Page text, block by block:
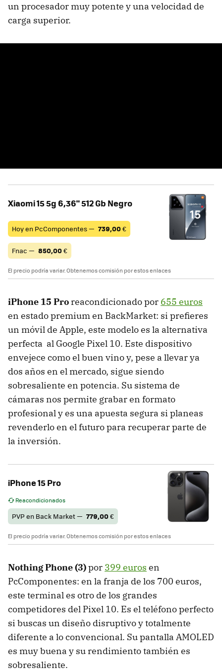
un procesador muy potente y una velocidad de
carga superior.
Xiaomi 15 5g 6,36" 512 Gb Negro
Hoy en PcComponentes — 739,00€
Fnac — 850,00€
El precio podría variar. Obtenemos comisión por estos enlaces
iPhone 15 Pro reacondicionado por 655 euros
en estado premium en BackMarket: si prefieres
un móvil de Apple, este modelo es la alternativa
perfecta al Google Pixel 10. Este dispositivo
envejece como el buen vino y, pese a llevar ya
dos años en el mercado, sigue siendo
sobresaliente en potencia. Su sistema de
cámaras nos permite grabar en formato
profesional y es una apuesta segura si planeas
revenderlo en el futuro para recuperar parte de
la inversión.
iPhone 15 Pro
Reacondicionados
PVP en Back Market — 779,00€
El precio podría variar. Obtenemos comisión por estos enlaces
Nothing Phone (3)por 399 euros en
PcComponentes: en la franja de los 700 euros,
este terminal es otro de los grandes
competidores del Pixel 10. Es el teléfono perfecto
si buscas un diseño disruptivo y totalmente
diferente a lo convencional. Su pantalla AMOLED
es muy buena y su rendimiento también es
sobresaliente.